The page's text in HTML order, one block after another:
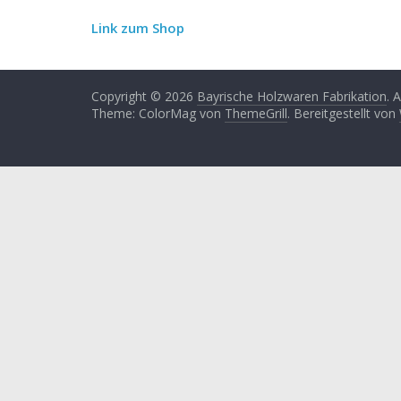
Link zum Shop
Copyright © 2026 Bayrische Holzwaren Fabrikation.
Theme: ColorMag von ThemeGrill. Bereitgestellt von